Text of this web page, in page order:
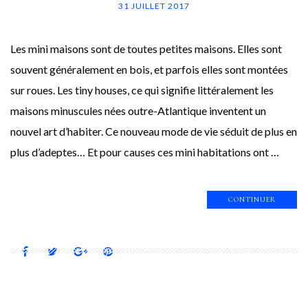
31 JUILLET 2017
Les mini maisons sont de toutes petites maisons. Elles sont
souvent généralement en bois, et parfois elles sont montées
sur roues. Les tiny houses, ce qui signifie littéralement les
maisons minuscules nées outre-Atlantique inventent un
nouvel art d’habiter. Ce nouveau mode de vie séduit de plus en
plus d’adeptes… Et pour causes ces mini habitations ont …
CONTINUER